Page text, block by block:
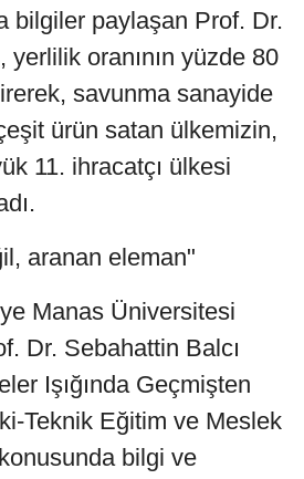
bilgiler paylaşan Prof. Dr.
oranının yüzde 80
savunma sanayide
ürün satan ülkemizin,
11. ihracatçı ülkesi
aranan eleman"
Manas Üniversitesi
Dr. Sebahattin Balcı
Işığında Geçmişten
Teknik Eğitim ve Meslek
bilgi ve